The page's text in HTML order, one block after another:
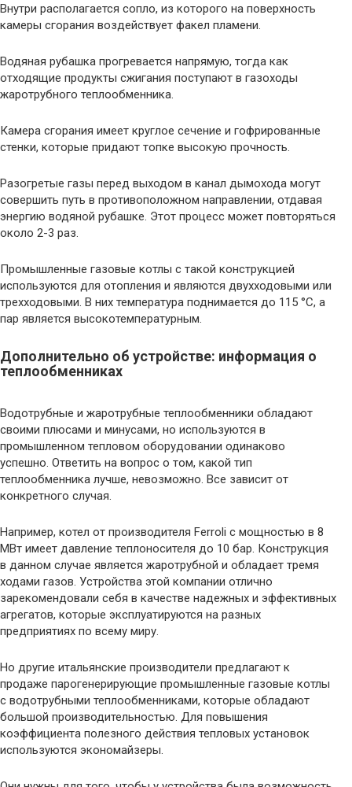
Внутри располагается сопло, из которого на поверхность
камеры сгорания воздействует факел пламени.
Водяная рубашка прогревается напрямую, тогда как
отходящие продукты сжигания поступают в газоходы
жаротрубного теплообменника.
Камера сгорания имеет круглое сечение и гофрированные
стенки, которые придают топке высокую прочность.
Разогретые газы перед выходом в канал дымохода могут
совершить путь в противоположном направлении, отдавая
энергию водяной рубашке. Этот процесс может повторяться
около 2-3 раз.
Промышленные газовые котлы с такой конструкцией
используются для отопления и являются двухходовыми или
трехходовыми. В них температура поднимается до 115 °C, а
пар является высокотемпературным.
Дополнительно об устройстве: информация о
теплообменниках
Водотрубные и жаротрубные теплообменники обладают
своими плюсами и минусами, но используются в
промышленном тепловом оборудовании одинаково
успешно. Ответить на вопрос о том, какой тип
теплообменника лучше, невозможно. Все зависит от
конкретного случая.
Например, котел от производителя Ferroli с мощностью в 8
МВт имеет давление теплоносителя до 10 бар. Конструкция
в данном случае является жаротрубной и обладает тремя
ходами газов. Устройства этой компании отлично
зарекомендовали себя в качестве надежных и эффективных
агрегатов, которые эксплуатируются на разных
предприятиях по всему миру.
Но другие итальянские производители предлагают к
продаже парогенерирующие промышленные газовые котлы
с водотрубными теплообменниками, которые обладают
большой производительностью. Для повышения
коэффициента полезного действия тепловых установок
используются экономайзеры.